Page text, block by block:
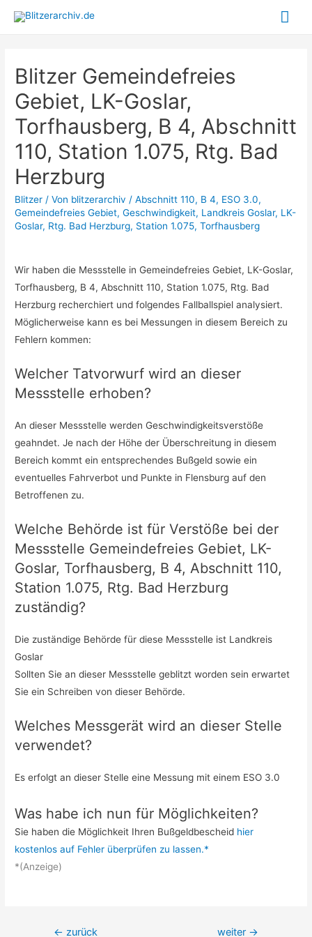
Blitzer Gemeindefreies
Gebiet, LK-Goslar,
Torfhausberg, B 4, Abschnitt
110, Station 1.075, Rtg. Bad
Herzburg
Blitzer / Von blitzerarchiv /Abschnitt 110, B 4, ESO 3.0,
Gemeindefreies Gebiet,Geschwindigkeit, Landkreis Goslar, LK-
Goslar, Rtg. Bad Herzburg, Station 1.075,Torfhausberg
Wir haben die Messstelle in Gemeindefreies Gebiet, LK-Goslar,
Torfhausberg, B 4, Abschnitt 110, Station 1.075, Rtg. Bad
Herzburg recherchiert und folgendes Fallballspiel analysiert.
Möglicherweise kann es bei Messungen in diesem Bereich zu
Fehlern kommen:
Welcher Tatvorwurf wird an dieser
Messstelle erhoben?
An dieser Messstelle werden Geschwindigkeitsverstöße
geahndet. Je nach der Höhe der Überschreitung in diesem
Bereich kommt ein entsprechendes Bußgeld sowie ein
eventuelles Fahrverbot und Punkte in Flensburg auf den
Betroffenen zu.
Welche Behörde ist für Verstöße bei der
Messstelle Gemeindefreies Gebiet, LK-
Goslar, Torfhausberg, B 4, Abschnitt 110,
Station 1.075, Rtg. Bad Herzburg
zuständig?
Die zuständige Behörde für diese Messstelle ist Landkreis
Goslar
Sollten Sie an dieser Messstelle geblitzt worden sein erwartet
Sie ein Schreiben von dieser Behörde.
Welches Messgerät wird an dieser Stelle
verwendet?
Es erfolgt an dieser Stelle eine Messung mit einem ESO 3.0
Was habe ich nun für Möglichkeiten?
Sie haben die Möglichkeit Ihren Bußgeldbescheid hier
kostenlos auf Fehler überprüfen zu lassen.*
*(Anzeige)
Beitrags-
← zurück weiter →